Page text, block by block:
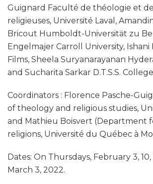
Guignard Faculté de théologie et
religieuses, Université Laval,
Bricout Humboldt-Universität zu
Engelmajer Carroll University, Ishani
Films, Sheela Suryanarayanan
and Sucharita Sarkar D.T.S.S.
Coordinators : Florence Pasche-
of theology and religious studies,
and Mathieu Boisvert (Department
religions, Université du Québec à
Dates: On Thursdays, February 3, 10,
March 3, 2022.